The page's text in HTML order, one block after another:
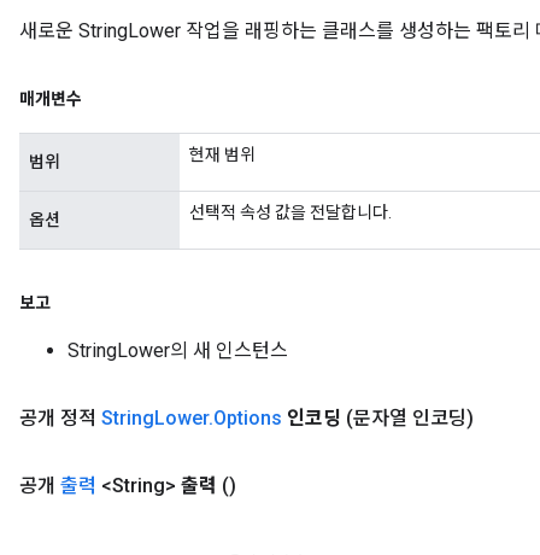
새로운 StringLower 작업을 래핑하는 클래스를 생성하는 팩토리
매개변수
범위 현재 범위
옵션 선택적 속성 값을 전달합니다.
보고
StringLower의 새 인스턴스
공개 정적 StringLower.Options 인코딩 (문자열 인코딩)
공개 출력 <String> 출력 ()